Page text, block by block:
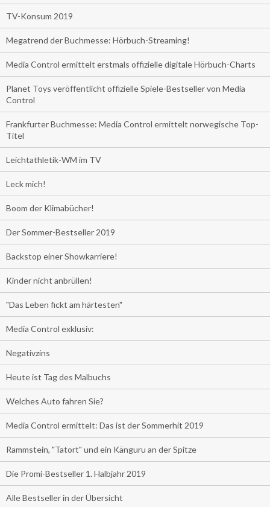
TV-Konsum 2019
Megatrend der Buchmesse: Hörbuch-Streaming!
Media Control ermittelt erstmals offizielle digitale Hörbuch-Charts
Planet Toys veröffentlicht offizielle Spiele-Bestseller von Media
Control
Frankfurter Buchmesse: Media Control ermittelt norwegische Top-
Titel
Leichtathletik-WM im TV
Leck mich!
Boom der Klimabücher!
Der Sommer-Bestseller 2019
Backstop einer Showkarriere!
Kinder nicht anbrüllen!
"Das Leben fickt am härtesten"
Media Control exklusiv:
Negativzins
Heute ist Tag des Malbuchs
Welches Auto fahren Sie?
Media Control ermittelt: Das ist der Sommerhit 2019
Rammstein, "Tatort" und ein Känguru an der Spitze
Die Promi-Bestseller 1. Halbjahr 2019
Alle Bestseller in der Übersicht